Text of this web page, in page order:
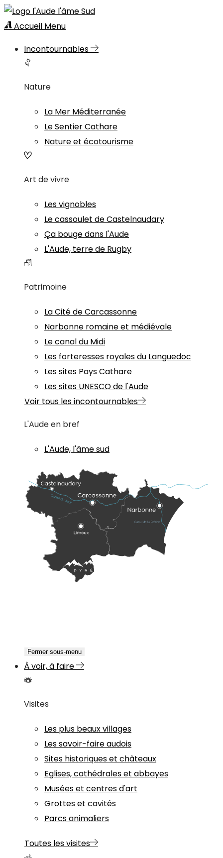
Accueil Menu
Incontournables
Nature
La Mer Méditerranée
Le Sentier Cathare
Nature et écotourisme
Art de vivre
Les vignobles
Le cassoulet de Castelnaudary
Ça bouge dans l'Aude
L'Aude, terre de Rugby
Patrimoine
La Cité de Carcassonne
Narbonne romaine et médiévale
Le canal du Midi
Les forteresses royales du Languedoc
Les sites Pays Cathare
Les sites UNESCO de l'Aude
Voir tous les incontournables
L'Aude en bref
L'Aude, l'âme sud
Fermer sous-menu
À voir, à faire
Visites
Les plus beaux villages
Les savoir-faire audois
Sites historiques et châteaux
Eglises, cathédrales et abbayes
Musées et centres d'art
Grottes et cavités
Parcs animaliers
Toutes les visites